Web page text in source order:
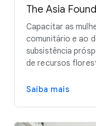
The Asia
Capacitar as
comunitário e ao
subsistência
de recursos
Saiba mais